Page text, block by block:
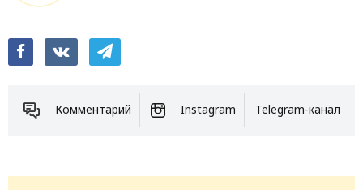
Комментарий Instagram Telegram-канал